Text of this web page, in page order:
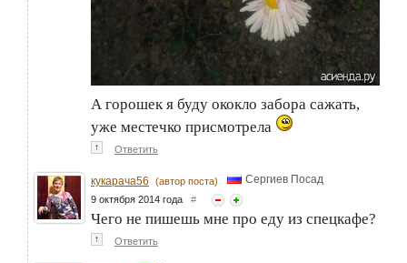
А горошек я буду ококло забора сажать,
уже местечко присмотрела
↑ Ответить
кукарача56 (автор поста) Сергиев Посад
9 октября 2014 года #
Чего не пишешь мне про еду из спецкафе?
↑ Ответить